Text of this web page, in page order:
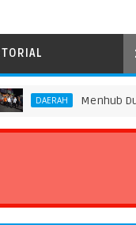
Menhub Dudy